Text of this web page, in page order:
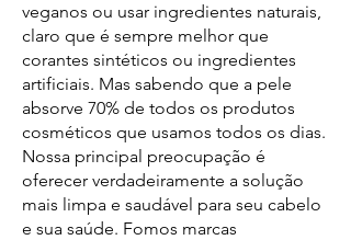
veganos ou usar ingredientes naturais,
claro que é sempre melhor que
corantes sintéticos ou ingredientes
artificiais. Mas sabendo que a pele
absorve 70% de todos os produtos
cosméticos que usamos todos os dias.
Nossa principal preocupação é
oferecer verdadeiramente a solução
mais limpa e saudável para seu cabelo
e sua saúde. Fomos marcas